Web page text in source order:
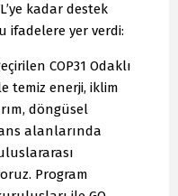
kadar destek
ifadelere yer verdi:
COP31 Odaklı
temiz enerji, iklim
döngüsel
alanlarında
Program